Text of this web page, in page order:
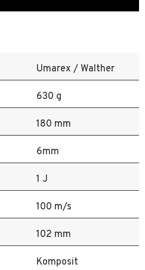
Umarex / Walther
630 g
180 mm
6mm
1 J
100 m/s
102 mm
Komposit